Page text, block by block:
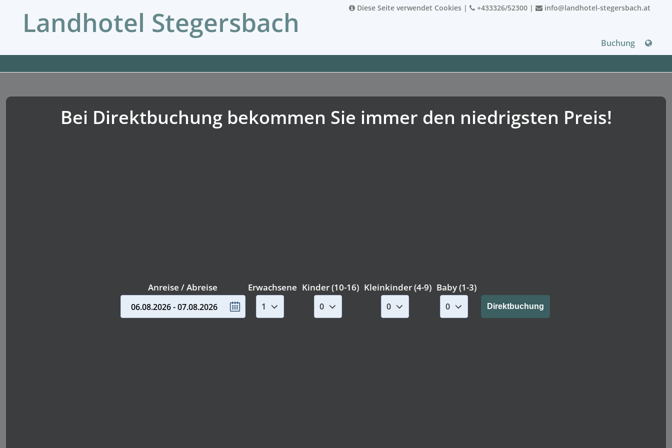
Diese Seite verwendet Cookies | +433326/52300 | info@landhotel-stegersbach.at
Landhotel Stegersbach
Buchung
Bei Direktbuchung bekommen Sie immer den niedrigsten Preis!
Anreise / Abreise
06.08.2026 - 07.08.2026
Erwachsene Kinder (10-16) Kleinkinder (4-9) Baby (1-3)